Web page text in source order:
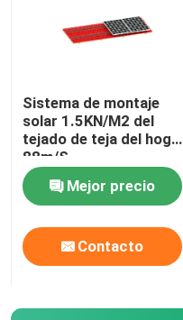
Sistema de montaje
solar 1.5KN/M2 del
tejado de teja del hogar
88m/S
Mejor precio
Contacto